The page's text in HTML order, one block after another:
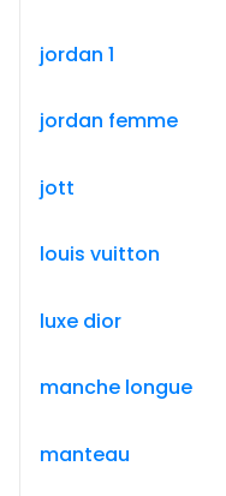
jordan 1
jordan femme
jott
louis vuitton
luxe dior
manche longue
manteau